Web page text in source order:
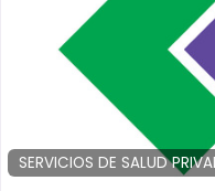
SERVICIOS DE SALUD